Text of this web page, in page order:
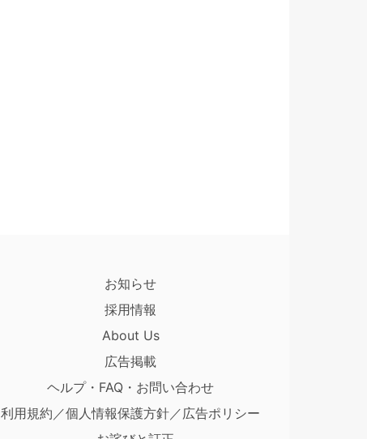
お知らせ
採用情報
About Us
広告掲載
ヘルプ・FAQ・お問い合わせ
利用規約／個人情報保護方針／広告ポリシー